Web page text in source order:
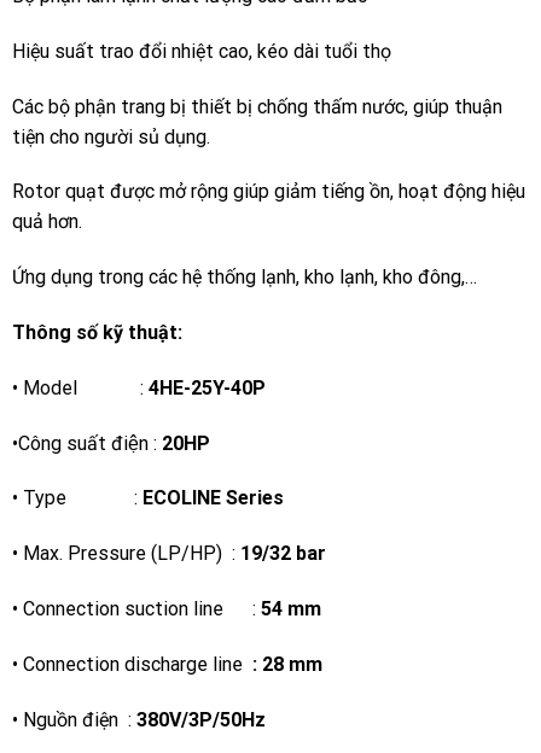
Hiệu suất trao đổi nhiệt cao, kéo dài tuổi thọ
Các bộ phận trang bị thiết bị chống thấm nước, giúp thuận
tiện cho người sủ dụng.
Rotor quạt được mở rộng giúp giảm tiếng ồn, hoạt động hiệu
quả hơn.
Ứng dụng trong các hệ thống lạnh, kho lạnh, kho đông,…
Thông số kỹ thuật:
• Model : 4HE-25Y-40P
•Công suất điện : 20HP
• Type : ECOLINE Series
• Max. Pressure (LP/HP) : 19/32 bar
• Connection suction line : 54 mm
• Connection discharge line: 28 mm
• Nguồn điện : 380V/3P/50Hz